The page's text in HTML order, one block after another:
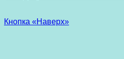
Кнопка «Наверх»